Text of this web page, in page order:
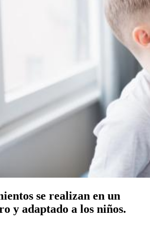
se realizan en un
y adaptado a los niños.